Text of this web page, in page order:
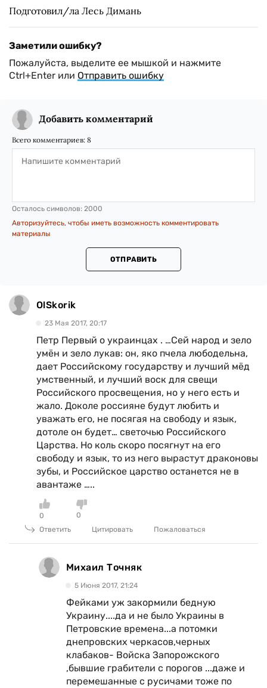
Подготовил/ла Лесь Димань
Заметили ошибку?
Пожалуйста, выделите ее мышкой и нажмите
Ctrl+Enter или Отправить ошибку
Добавить комментарий
Всего комментариев: 8
Осталось символов: 2000
Авторизуйтесь, чтобы иметь возможность комментировать
материалы
ОТПРАВИТЬ
OlSkorik
23 Мая 2017, 20:17
Петр Первый о украинцах . …Сей народ и зело
умён и зело лукав: он, яко пчела любодельна,
дает Российскому государству и лучший мёд
умственный, и лучший воск для свещи
Российского просвещения, но у него есть и
жало. Доколе россияне будут любить и
уважать его, не посягая на свободу и язык,
дотоле он будет… светочью Российского
Царства. Но коль скоро посягнут на его
свободу и язык, то из него вырастут драконовы
зубы, и Российское царство останется не в
авантаже …..
0
0
Ответить
Цитировать Пожаловаться
Михаил Точняк
5 Июня 2017, 21:24
Фейками уж закормили бедную
Украину....да и не было Украины в
Петровские времена...а потомки
днепровских черкасов,черных
клабаков- Войска Запорожского
,бывшие грабители с порогов ...даже и
перемешанные с русичами тоже по